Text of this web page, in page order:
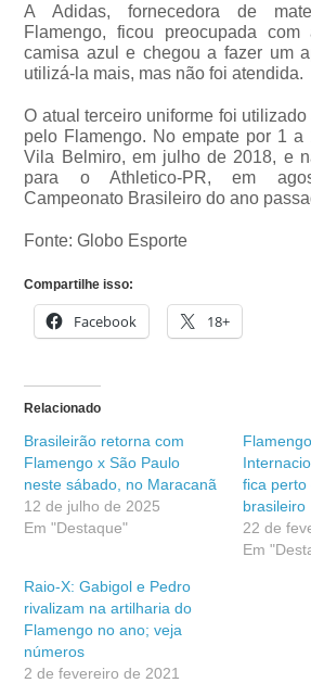
A Adidas, fornecedora de
Flamengo, ficou preocupada
camisa azul e chegou a fazer um
utilizá-la mais, mas não foi atendida.
O atual terceiro uniforme foi
pelo Flamengo. No empate por 1
Vila Belmiro, em julho de 2018, e
para o Athletico-PR, em
Campeonato Brasileiro do ano
Fonte: Globo Esporte
Compartilhe isso:
Facebook 18+
Relacionado
Brasileirão retorna com
Flamengo x São Paulo
neste sábado, no Maracanã
12 de julho de 2025
Em "Destaque"
fica perto
brasileiro
22 de
Em
Raio-X: Gabigol e Pedro
rivalizam na artilharia do
Flamengo no ano; veja
números
2 de fevereiro de 2021